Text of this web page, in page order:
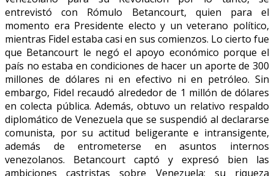
entrevistó con Rómulo Betancourt, quien para el
momento era Presidente electo y un veterano político,
mientras Fidel estaba casi en sus comienzos. Lo cierto fue
que Betancourt le negó el apoyo económico porque el
país no estaba en condiciones de hacer un aporte de 300
millones de dólares ni en efectivo ni en petróleo. Sin
embargo, Fidel recaudó alrededor de 1 millón de dólares
en colecta pública. Además, obtuvo un relativo respaldo
diplomático de Venezuela que se suspendió al declararse
comunista, por su actitud beligerante e intransigente,
además de entrometerse en asuntos internos
venezolanos. Betancourt captó y expresó bien las
ambiciones castristas sobre Venezuela: su riqueza